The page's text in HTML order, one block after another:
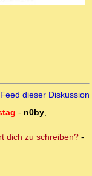
dieser Diskussion
- n0by,
dich zu schreiben?-